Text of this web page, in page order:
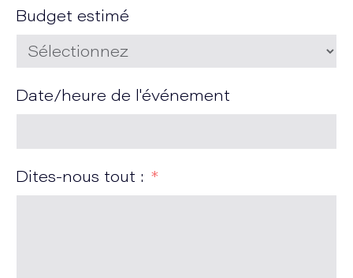
Budget estimé
Date/heure de l'événement
Dites-nous tout :